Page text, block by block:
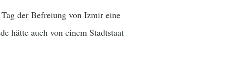
der Befreiung von Izmir eine
hätte auch von einem Stadtstaat